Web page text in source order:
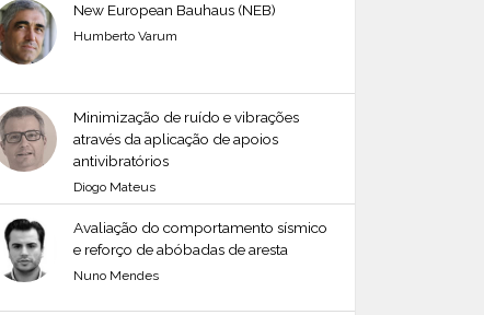
New European Bauhaus (NEB)
Humberto Varum
Minimização de ruído e vibrações
através da aplicação de apoios
antivibratórios
Diogo Mateus
Avaliação do comportamento sísmico
e reforço de abóbadas de aresta
Nuno Mendes